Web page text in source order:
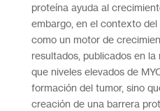
proteína ayuda al
embargo, en el contexto
como un motor de
resultados, publicados en
que niveles elevados de
formación del tumor, sino
creación de una barrera